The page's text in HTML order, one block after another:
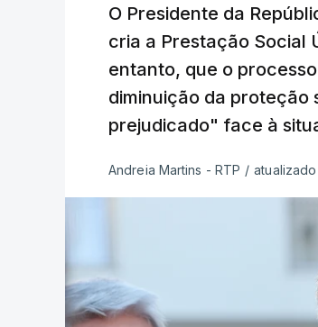
O Presidente da
cria a Prestação Social
entanto, que o
diminuição da proteção
prejudicado" face à
Andreia Martins - RTP /